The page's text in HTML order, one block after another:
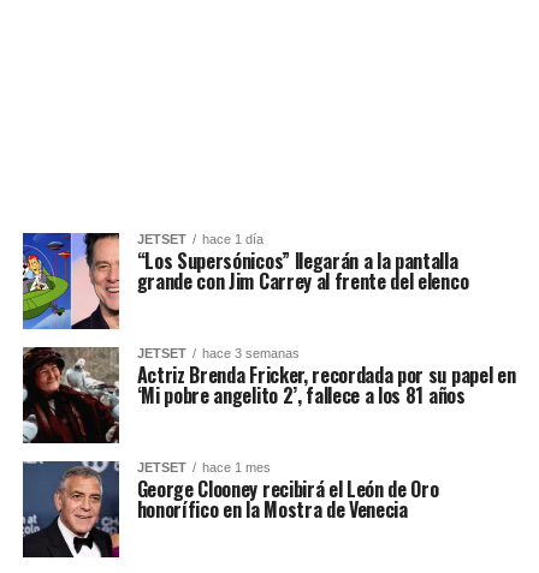
JETSET hace 1 día
“Los Supersónicos” llegarán a la pantalla
grande con Jim Carrey al frente del elenco
JETSET hace 3 semanas
Actriz Brenda Fricker, recordada por su papel en
‘Mi pobre angelito 2’, fallece a los 81 años
JETSET hace 1 mes
George Clooney recibirá el León de Oro
honorífico en la Mostra de Venecia